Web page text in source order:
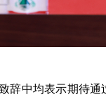
中均表示期待通